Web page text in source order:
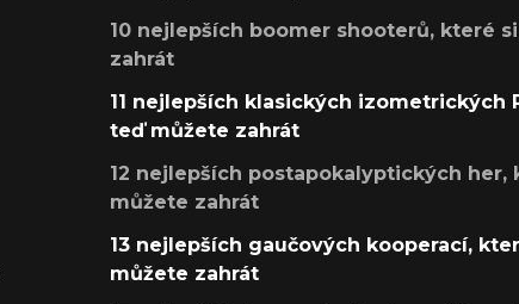
10 nejlepších boomer shooterů, které
zahrát
11 nejlepších klasických izometrických
teď můžete zahrát
12 nejlepších postapokalyptických her,
můžete zahrát
13 nejlepších gaučových kooperací,
můžete zahrát